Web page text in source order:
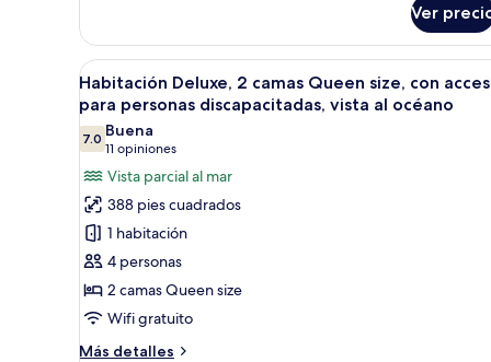
para
personas
discapacitadas
superior,
camas
Queen
size,
con
acceso
para
personas
discapacitadas
Ver
Abrir
todas
las
fotos
de
Habitación
Deluxe,
2
camas
Queen
size,
con
Habitación de hotel con dos
8
Habitación Deluxe, 2 camas Queen size, con
para personas discapacitadas, vista al océano
7.07.0 de 10
Buena
11 opiniones
(11
opiniones)
Vista parcial al mar
388 pies cuadrados
1 habitación
4 personas
2 camas Queen size
Wifi gratuito
Más detalles
Más